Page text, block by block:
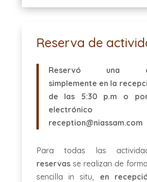
Reserva de
Reservó una
simplemente en la
de las 5:30 p.m o
reception@niassam.com
Para todas las
reservasse realizan de
sencilla in situ, en